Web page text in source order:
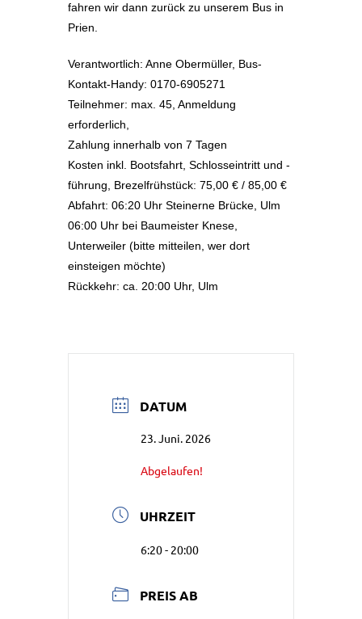
fahren wir dann zurück zu unserem Bus in
Prien.
Verantwortlich: Anne Obermüller, Bus-
Kontakt-Handy: 0170-6905271
Teilnehmer: max. 45, Anmeldung
erforderlich,
Zahlung innerhalb von 7 Tagen
Kosten inkl. Bootsfahrt, Schlosseintritt und -
führung, Brezelfrühstück: 75,00 € / 85,00 €
Abfahrt: 06:20 Uhr Steinerne Brücke, Ulm
06:00 Uhr bei Baumeister Knese,
Unterweiler (bitte mitteilen, wer dort
einsteigen möchte)
Rückkehr: ca. 20:00 Uhr, Ulm
DATUM
23. Juni. 2026
Abgelaufen!
UHRZEIT
6:20 - 20:00
PREIS AB